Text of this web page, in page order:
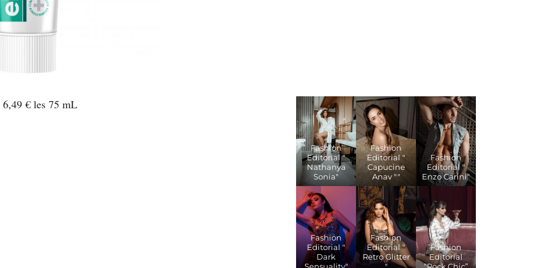
€ les 75 mL
Fashion
Editorial "
Nathanya
Sonia"
Fashion
Editorial "
Capucine
Anav ""
Fashion
Editorial "
Enzo Carini"
Fashion
Editorial "
Dark
Sensuality"
Fashion
Editorial "
Retro Glitter
"
Fashion
Editorial
“Rock Chic”